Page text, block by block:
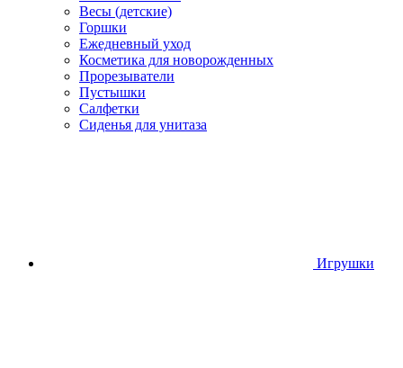
Весы (детские)
Горшки
Ежедневный уход
Косметика для новорожденных
Прорезыватели
Пустышки
Салфетки
Сиденья для унитаза
Игрушки